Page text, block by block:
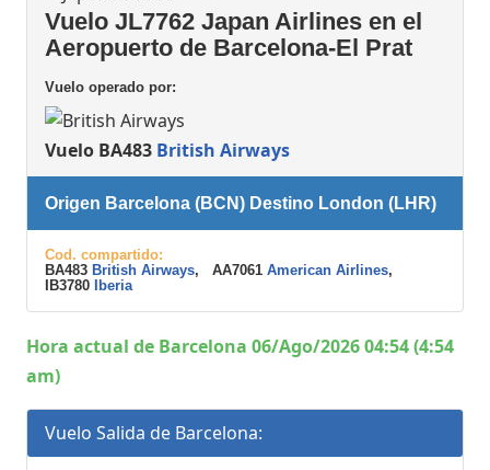
Vuelo JL7762 Japan Airlines en el
Aeropuerto de Barcelona-El Prat
Vuelo operado por:
Vuelo BA483 British Airways
Origen Barcelona (BCN) Destino London (LHR)
Cod. compartido:
BA483 British Airways, AA7061 American Airlines,
IB3780 Iberia
Hora actual de Barcelona 06/Ago/2026 04:54 (4:54
am)
Vuelo Salida de Barcelona: